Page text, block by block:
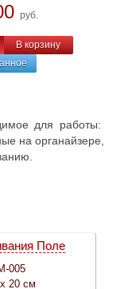
руб.
В корзину
для работы:
на органайзере,
Поле
005
20 см